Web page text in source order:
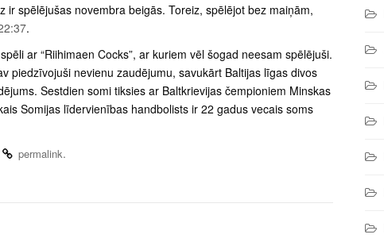
spēlējušas novembra beigās. Toreiz, spēlējot bez maiņām,
.
ar “Riihimaen Cocks”, ar kuriem vēl šogad neesam spēlējuši.
piedzīvojuši nevienu zaudējumu, savukārt Baltijas līgas divos
Sestdien somi tiksies ar Baltkrievijas čempioniem Minskas
Somijas līdervienības handbolists ir 22 gadus vecais soms
permalink.